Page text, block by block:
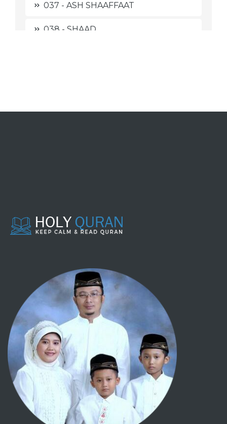
037 - ASH SHAAFFAAT
038 - SHAAD
046 - AL AHQAAF
048 - AL FAT-H
049 - AL HUJURAAT
050 - QAAF
051 - ADZ DZAARIYAAT
052 - ATH THUUR
053 - AN NAJM
054 - AL QAMAR